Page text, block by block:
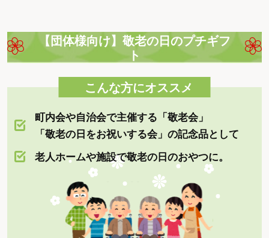
しくは「白」がテーマカラーになります。
90歳を迎えた方の長寿をお祝い。百から一を引くと
けに白がテーマカラー。
★ 百寿（ひゃくじゅ）または紀寿（きじゅ）
100歳を迎えた方の長寿をお祝い。その名通り「百
寿」（ひゃくじゅ）。一世紀を表すことから「紀寿
（きじゅ）」とも呼ばれます。白がテーマカラー。
長寿のお祝いをするのに決まった日取りはありませ
【団体様向け】敬老の日のプチギフ
ト
こんな方にオススメ
町内会や自治会で主催する「敬老会」
「敬老の日をお祝いする会」の記念品として
老人ホームや施設で敬老の日のおやつに。